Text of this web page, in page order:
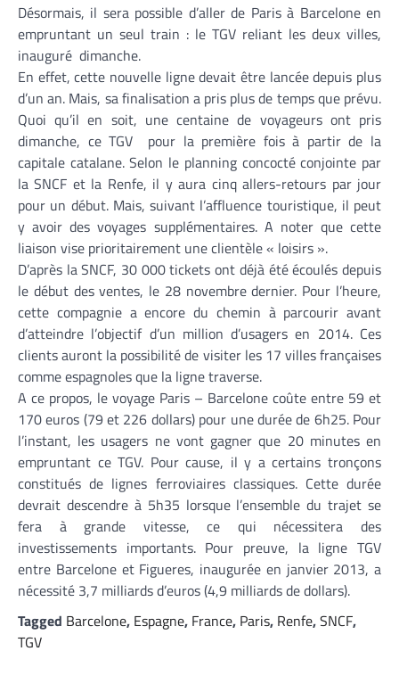
Désormais, il sera possible d’aller de Paris à Barcelone en
empruntant un seul train : le TGV reliant les deux villes,
inauguré dimanche.
En effet, cette nouvelle ligne devait être lancée depuis plus
d’un an. Mais, sa finalisation a pris plus de temps que prévu.
Quoi qu’il en soit, une centaine de voyageurs ont pris
dimanche, ce TGV pour la première fois à partir de la
capitale catalane. Selon le planning concocté conjointe par
la SNCF et la Renfe, il y aura cinq allers-retours par jour
pour un début. Mais, suivant l’affluence touristique, il peut
y avoir des voyages supplémentaires. A noter que cette
liaison vise prioritairement une clientèle « loisirs ».
D’après la SNCF, 30 000 tickets ont déjà été écoulés depuis
le début des ventes, le 28 novembre dernier. Pour l’heure,
cette compagnie a encore du chemin à parcourir avant
d’atteindre l’objectif d’un million d’usagers en 2014. Ces
clients auront la possibilité de visiter les 17 villes françaises
comme espagnoles que la ligne traverse.
A ce propos, le voyage Paris – Barcelone coûte entre 59 et
170 euros (79 et 226 dollars) pour une durée de 6h25. Pour
l’instant, les usagers ne vont gagner que 20 minutes en
empruntant ce TGV. Pour cause, il y a certains tronçons
constitués de lignes ferroviaires classiques. Cette durée
devrait descendre à 5h35 lorsque l’ensemble du trajet se
fera à grande vitesse, ce qui nécessitera des
investissements importants. Pour preuve, la ligne TGV
entre Barcelone et Figueres, inaugurée en janvier 2013, a
nécessité 3,7 milliards d’euros (4,9 milliards de dollars).
Tagged Barcelone, Espagne, France, Paris, Renfe,SNCF,
TGV